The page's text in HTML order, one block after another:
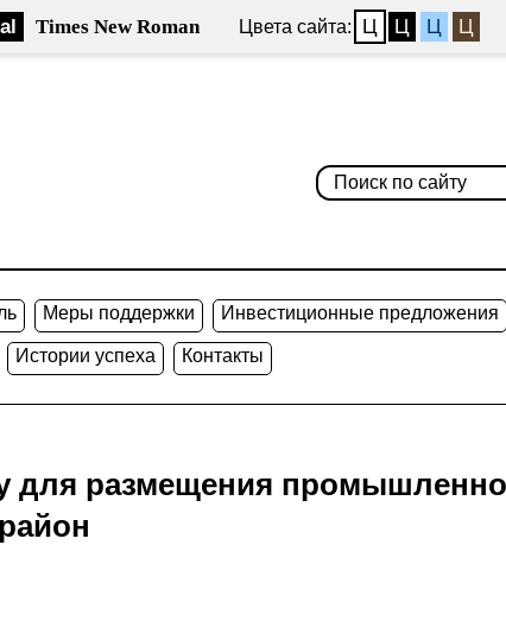
Times New Roman Цвета сайта: Ц Ц Ц Ц
Меры поддержки Инвестиционные предложения
Истории успеха Контакты
для размещения